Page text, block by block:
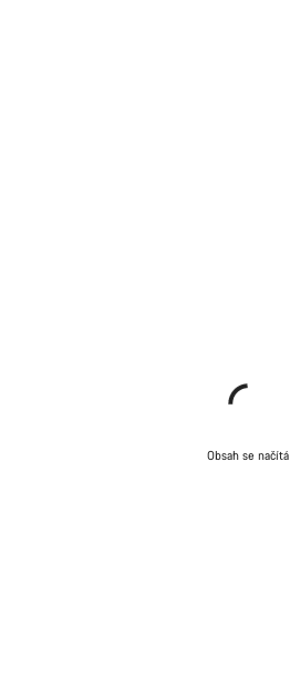
Obsah se načítá